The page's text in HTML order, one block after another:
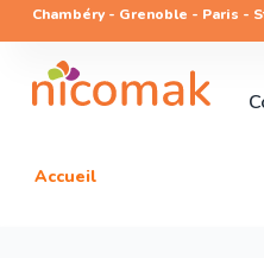
Chambéry - Grenoble - Paris -
Accueil